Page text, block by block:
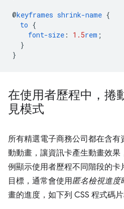
@keyframes shrink-name {
to {
font-size : 1.5rem ;
}
}
在使用者歷程中，捲
見模式
所有精選電子商務公司都在含
動動畫，讓資訊卡產生動畫效
例顯示使用者歷程不同階段的
目標，通常會使用匿名檢視進度
畫的進度，如下列 CSS 程式碼片